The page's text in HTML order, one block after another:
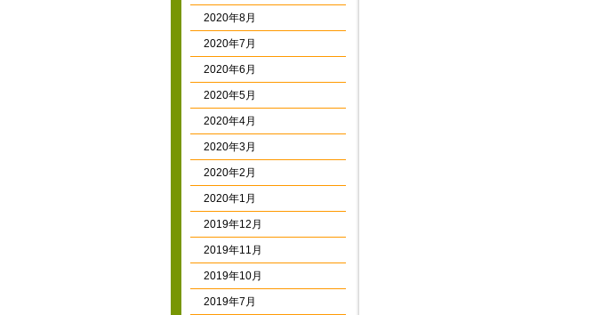
2020年8月
2020年7月
2020年6月
2020年5月
2020年4月
2020年3月
2020年2月
2020年1月
2019年12月
2019年11月
2019年10月
2019年7月